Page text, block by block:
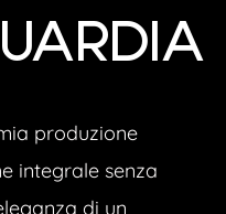
produzione
integrale senza
di un